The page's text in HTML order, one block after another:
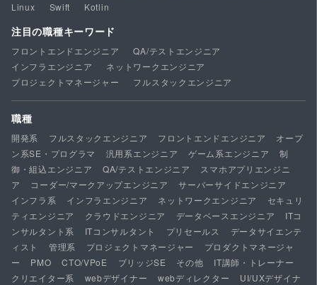
Linux
Swift Kotlin
注目の職種キーワード
フロントエンドエンジニア
QA/テストエンジニア
インフラエンジニア
ネットワークエンジニア
プロジェクトマネージャー
フルスタックエンジニア
職種
開発系 フルスタックエンジニア フロントエンドエンジニア
オープ
ン系SE・プログラマ
汎用系エンジニア ゲーム系エンジニア
制
御・組込エンジニア
QA/テストエンジニア
スマホアプリエンジニ
ア
コーダー/マークアップエンジニア
サーバーサイドエンジニア
インフラ系
インフラエンジニア ネットワークエンジニア
セキュリ
ティエンジニア
クラウドエンジニア データベースエンジニア
ITコ
ンサルタント系
ITコンサルタント プリセールス
データサイエンテ
ィスト
管理系 プロジェクトマネージャー
プロダクトマネージャ
ー
PMO CTO/VPoE ブリッジSE その他
IT講師・トレーナー
クリエイター系
webデザイナー webディレクター
UI/UXデザイナ